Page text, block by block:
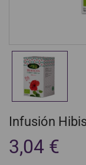
Infusión
3,04 €